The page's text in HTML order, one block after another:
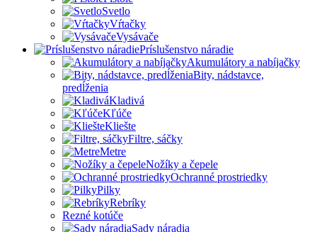
Svetlo
Vŕtačky
Vysávače
Príslušenstvo náradie
Akumulátory a nabíjačky
Bity, nádstavce,
predĺženia
Kladivá
Kľúče
Kliešte
Filtre, sáčky
Metre
Nožíky a čepele
Ochranné prostriedky
Pilky
Rebríky
Rezné kotúče
Sady náradia